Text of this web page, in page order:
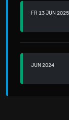
FR 13 JUN 2025
JUN 2024